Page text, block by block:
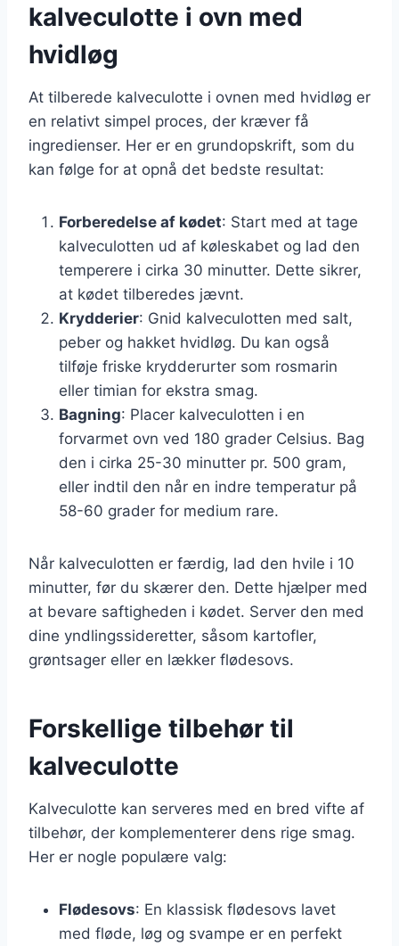
kalveculotte i ovn med
hvidløg
At tilberede kalveculotte i ovnen med hvidløg er
en relativt simpel proces, der kræver få
ingredienser. Her er en grundopskrift, som du
kan følge for at opnå det bedste resultat:
Forberedelse af kødet: Start med at tage
kalveculotten ud af køleskabet og lad den
temperere i cirka 30 minutter. Dette sikrer,
at kødet tilberedes jævnt.
Krydderier: Gnid kalveculotten med salt,
peber og hakket hvidløg. Du kan også
tilføje friske krydderurter som rosmarin
eller timian for ekstra smag.
Bagning: Placer kalveculotten i en
forvarmet ovn ved 180 grader Celsius. Bag
den i cirka 25-30 minutter pr. 500 gram,
eller indtil den når en indre temperatur på
58-60 grader for medium rare.
Når kalveculotten er færdig, lad den hvile i 10
minutter, før du skærer den. Dette hjælper med
at bevare saftigheden i kødet. Server den med
dine yndlingssideretter, såsom kartofler,
grøntsager eller en lækker flødesovs.
Forskellige tilbehør til
kalveculotte
Kalveculotte kan serveres med en bred vifte af
tilbehør, der komplementerer dens rige smag.
Her er nogle populære valg:
Flødesovs: En klassisk flødesovs lavet
med fløde, løg og svampe er en perfekt